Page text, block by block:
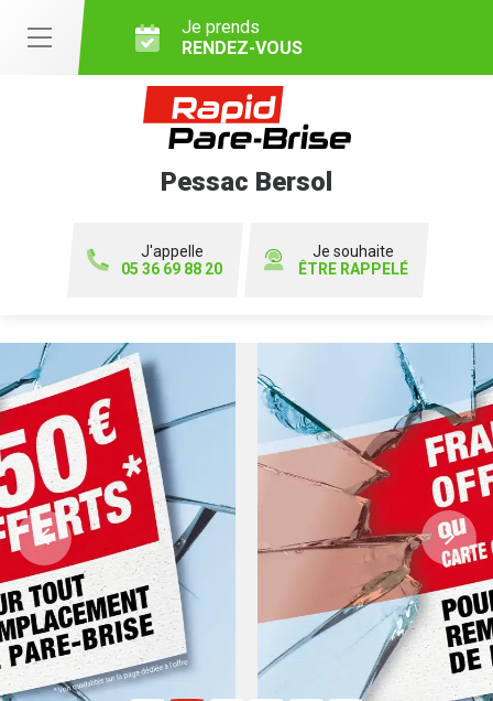
Je prends
RENDEZ-VOUS
Pessac Bersol
J'appelle
05 36 69 88 20
Je souhaite
ÊTRE RAPPELÉ
Previous